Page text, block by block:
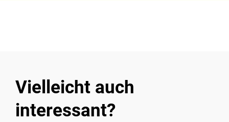
Vielleicht auch
interessant?